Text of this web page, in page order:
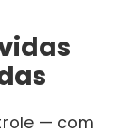
— com